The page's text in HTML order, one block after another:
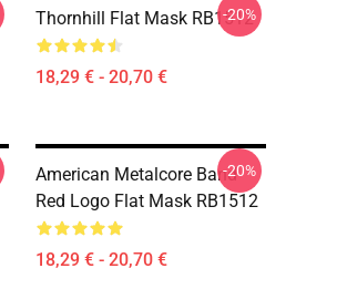
Thornhill Flat Mask RB1512
18,29 € - 20,70 €
-20%
American Metalcore Band
Red Logo Flat Mask RB1512
18,29 € - 20,70 €
-20%